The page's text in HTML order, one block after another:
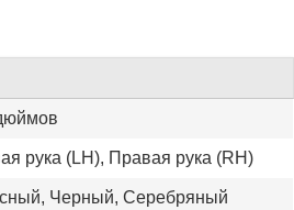
рука (LH), Правая рука (RH)
Черный, Серебряный